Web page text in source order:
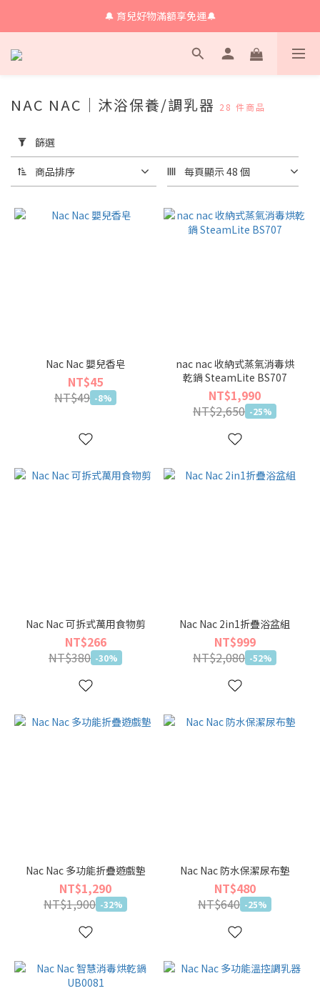
🔔 育兒好物滿額享免運🔔
🔔 育兒好物滿額享免運🔔
🔔會員限定！購物金立即領+消費再回饋 💰
用
篩
選
(0/20)
價格
NAC NAC｜沐浴保養/調乳器 28 件商品
篩選
商品排序 每頁顯示 48 個
Nac Nac 嬰兒香皂
NT$45
NT$49 -8%
nac nac 收納式蒸氣消毒烘
乾鍋 SteamLite BS707
NT$1,990
NT$2,650 -25%
Nac Nac 可拆式萬用食物剪
NT$266
NT$380 -30%
Nac Nac 2in1折疊浴盆組
NT$999
NT$2,080 -52%
Nac Nac 多功能折疊遊戲墊
NT$1,290
NT$1,900 -32%
Nac Nac 防水保潔尿布墊
NT$480
NT$640 -25%